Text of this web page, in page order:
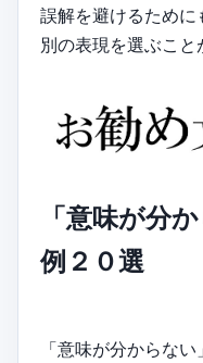
誤解を避けるために
別の表現を選ぶこと
「意味が分
例２０選
「意味が分からない」